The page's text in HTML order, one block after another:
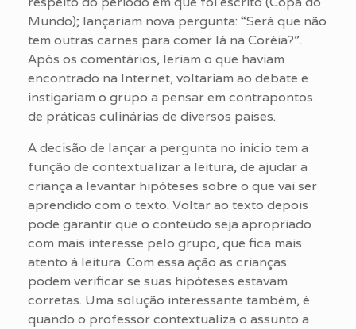
Mundo); lançariam nova pergunta: “Será que não
tem outras carnes para comer lá na Coréia?”.
Após os comentários, leriam o que haviam
encontrado na Internet, voltariam ao debate e
instigariam o grupo a pensar em contrapontos
de práticas culinárias de diversos países.
A decisão de lançar a pergunta no início tem a
função de contextualizar a leitura, de ajudar a
criança a levantar hipóteses sobre o que vai ser
aprendido com o texto. Voltar ao texto depois
pode garantir que o conteúdo seja apropriado
com mais interesse pelo grupo, que fica mais
atento à leitura. Com essa ação as crianças
podem verificar se suas hipóteses estavam
corretas. Uma solução interessante também, é
quando o professor contextualiza o assunto a